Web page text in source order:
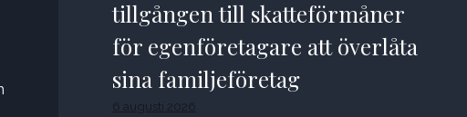
tillgången till skatteförmåner
för egenföretagare att överlåta
sina familjeföretag
6 augusti 2026